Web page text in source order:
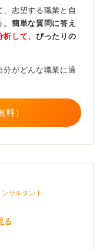
）を1〜2日で一気
2〜3つに絞ると行動
ょう。
繰り返しで成果が
行動を始めれば必
良いのでエントリ
、志望する職業と自
。簡単な質問に答え
して、 ぴったりの
分がどんな職業に適
料）
サルタント
る